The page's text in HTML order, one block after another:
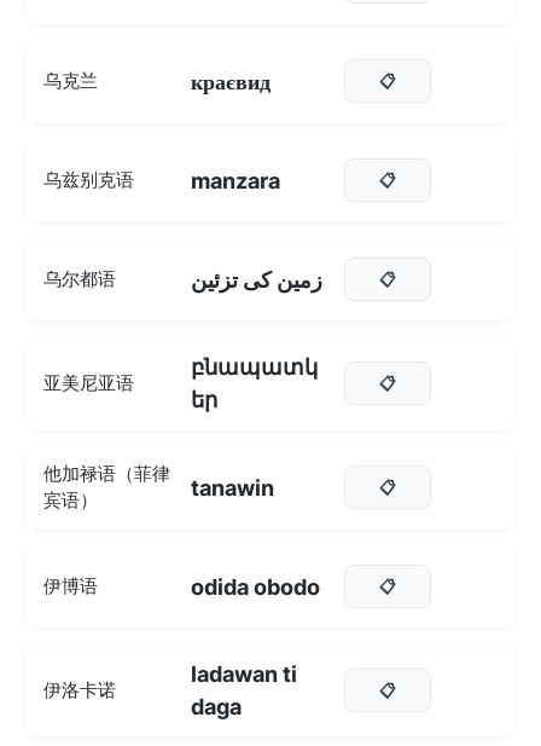
乌克兰 краєвид 📋
乌兹别克语 manzara 📋
乌尔都语 زمین کی تزئین 📋
亚美尼亚语
բնապատկ
եր
📋
他加禄语（菲律
宾语）
tanawin 📋
伊博语 odida obodo 📋
伊洛卡诺
ladawan ti
daga
📋